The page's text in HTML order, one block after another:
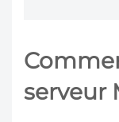
serveur